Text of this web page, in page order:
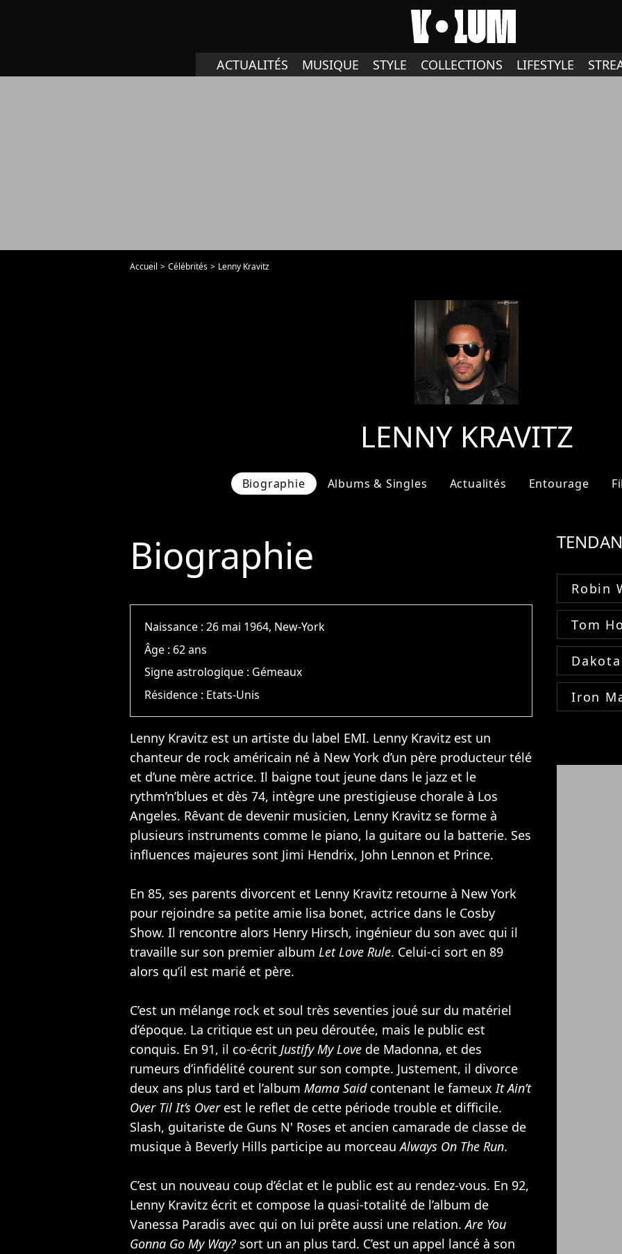
ACTUALITÉS MUSIQUE STYLE COLLECTIONS LIFESTYLE
Accueil Célébrités Lenny Kravitz
LENNY KRAVITZ
Biographie Albums & Singles Actualités Entourage
Biographie
Naissance :26 mai 1964, New-York
Âge : 62 ans
Signe astrologique : Gémeaux
Résidence : Etats-Unis
Lenny Kravitz est un artiste du label EMI. Lenny Kravitz est un
chanteur de rock américain né à New York d’un père producteur télé
et d’une mère actrice. Il baigne tout jeune dans le jazz et le
rythm’n’blues et dès 74, intègre une prestigieuse chorale à Los
Angeles. Rêvant de devenir musicien, Lenny Kravitz se forme à
plusieurs instruments comme le piano, la guitare ou la batterie. Ses
influences majeures sont Jimi Hendrix, John Lennon et Prince.
En 85, ses parents divorcent et Lenny Kravitz retourne à New York
pour rejoindre sa petite amie lisa bonet, actrice dans le Cosby
Show. Il rencontre alors Henry Hirsch, ingénieur du son avec qui il
travaille sur son premier album Let Love Rule. Celui-ci sort en 89
alors qu’il est marié et père.
C’est un mélange rock et soul très seventies joué sur du matériel
d’époque. La critique est un peu déroutée, mais le public est
conquis. En 91, il co-écrit Justify My Love de Madonna, et des
rumeurs d’infidélité courent sur son compte. Justement, il divorce
deux ans plus tard et l’album Mama Saidcontenant le fameuxIt Ain’t
Over Til It’s Overest le reflet de cette période trouble et difficile.
Slash, guitariste de Guns N' Roses et ancien camarade de classe de
musique à Beverly Hills participe au morceauAlways On The Run.
C’est un nouveau coup d’éclat et le public est au rendez-vous. En 92,
Lenny Kravitz écrit et compose la quasi-totalité de l’album de
Vanessa Paradis avec qui on lui prête aussi une relation.Are You
Gonna Go My Way? sort un an plus tard. C’est un appel lancé à son
Robin
Tom
Iron